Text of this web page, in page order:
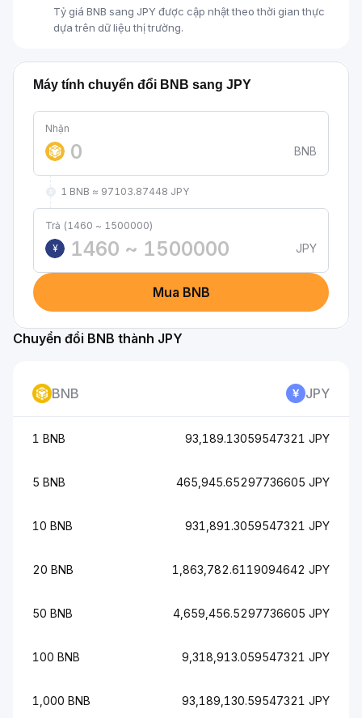
Tỷ giá BNB sang JPY được cập nhật theo thời gian thực
dựa trên dữ liệu thị trường.
Máy tính chuyển đổi BNB sang JPY
Nhận
BNB
1 BNB ≈ 97103.87448 JPY
Trả (1460 ~ 1500000)
¥
JPY
Mua BNB
Chuyển đổi BNB thành JPY
BNB JPY
1 BNB 93,189.13059547321 JPY
5 BNB 465,945.65297736605 JPY
10 BNB 931,891.3059547321 JPY
20 BNB 1,863,782.6119094642 JPY
50 BNB 4,659,456.5297736605 JPY
100 BNB 9,318,913.059547321 JPY
1,000 BNB 93,189,130.59547321 JPY